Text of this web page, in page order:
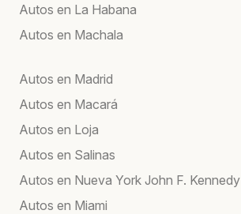
Autos en La Habana
Autos en Machala
Autos en Madrid
Autos en Macará
Autos en Loja
Autos en Salinas
Autos en Nueva York John F. Kennedy
Autos en Miami